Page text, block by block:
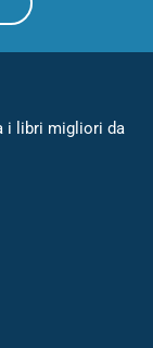
i libri migliori da